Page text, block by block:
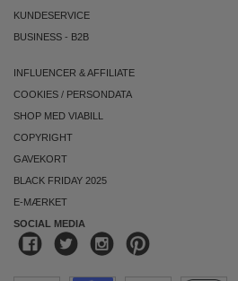
KUNDESERVICE
BUSINESS - B2B
INFLUENCER & AFFILIATE
COOKIES / PERSONDATA
SHOP MED VIABILL
COPYRIGHT
GAVEKORT
BLACK FRIDAY 2025
E-MÆRKET
SOCIAL MEDIA